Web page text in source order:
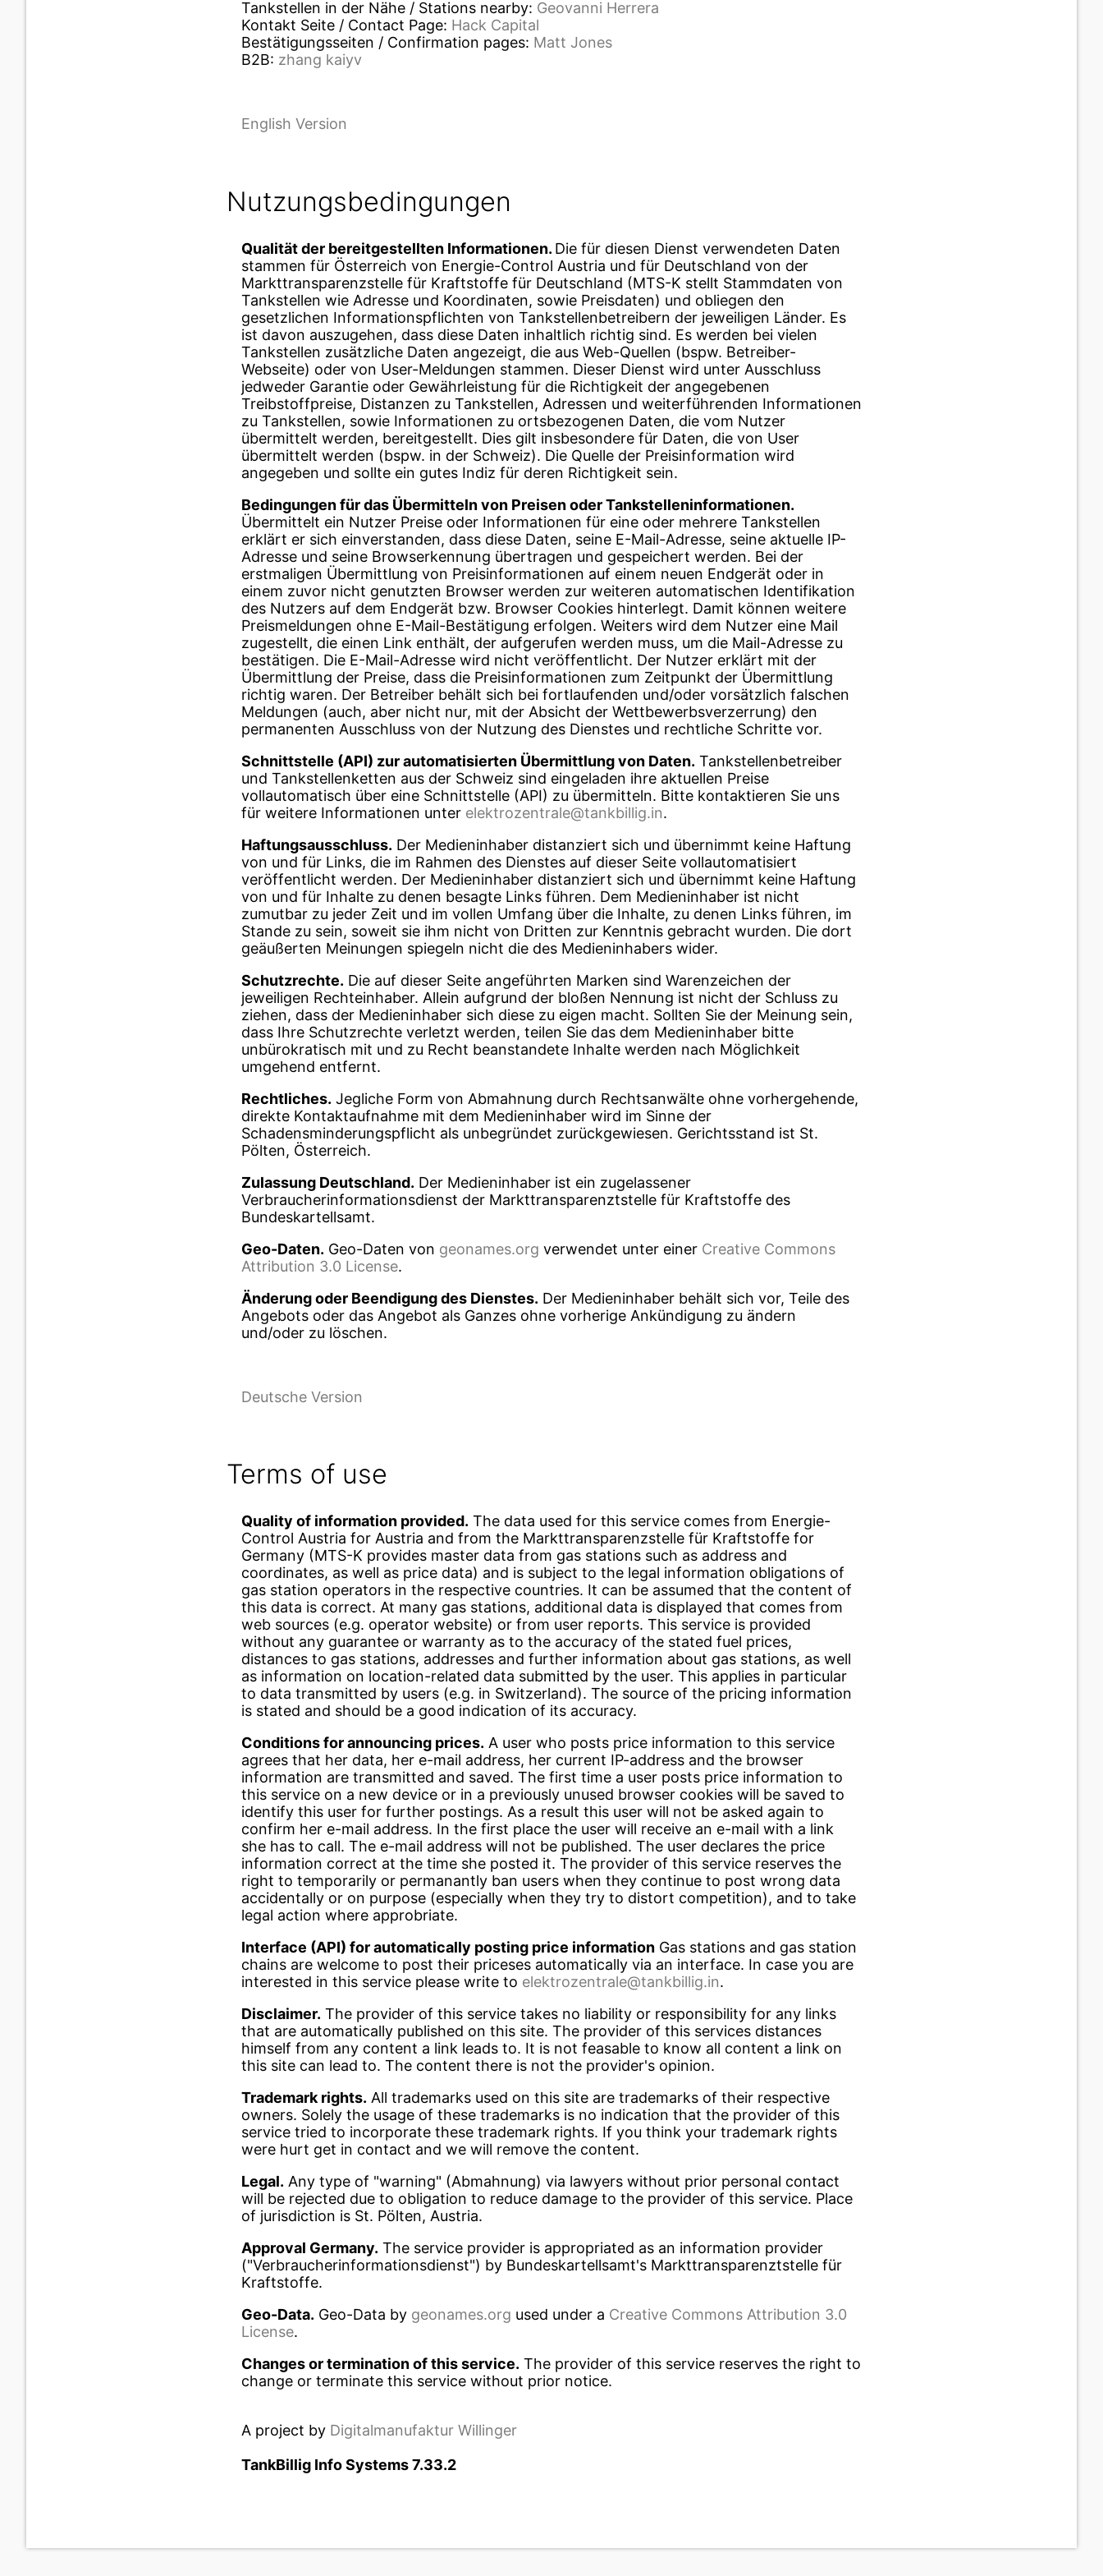
Tankstellen in der Nähe / Stations nearby: Geovanni Herrera
Kontakt Seite / Contact Page: Hack Capital
Bestätigungsseiten / Confirmation pages: Matt Jones
B2B: zhang kaiyv
English Version
Nutzungs­bedingungen
Qualität der bereitgestellten Informationen. Die für diesen Dienst verwendeten Daten
stammen für Österreich von Energie-Control Austria und für Deutschland von der
Markttransparenzstelle für Kraftstoffe für Deutschland (MTS-K stellt Stammdaten von
Tankstellen wie Adresse und Koordinaten, sowie Preisdaten) und obliegen den
gesetzlichen Informationspflichten von Tankstellenbetreibern der jeweiligen Länder. Es
ist davon auszugehen, dass diese Daten inhaltlich richtig sind. Es werden bei vielen
Tankstellen zusätzliche Daten angezeigt, die aus Web-Quellen (bspw. Betreiber-
Webseite) oder von User-Meldungen stammen. Dieser Dienst wird unter Ausschluss
jedweder Garantie oder Gewährleistung für die Richtigkeit der angegebenen
Treibstoffpreise, Distanzen zu Tankstellen, Adressen und weiterführenden Informationen
zu Tankstellen, sowie Informationen zu ortsbezogenen Daten, die vom Nutzer
übermittelt werden, bereitgestellt. Dies gilt insbesondere für Daten, die von User
übermittelt werden (bspw. in der Schweiz). Die Quelle der Preisinformation wird
angegeben und sollte ein gutes Indiz für deren Richtigkeit sein.
Bedingungen für das Übermitteln von Preisen oder Tankstelleninformationen.
Übermittelt ein Nutzer Preise oder Informationen für eine oder mehrere Tankstellen
erklärt er sich einverstanden, dass diese Daten, seine E-Mail-Adresse, seine aktuelle IP-
Adresse und seine Browserkennung übertragen und gespeichert werden. Bei der
erstmaligen Übermittlung von Preisinformationen auf einem neuen Endgerät oder in
einem zuvor nicht genutzten Browser werden zur weiteren automatischen Identifikation
des Nutzers auf dem Endgerät bzw. Browser Cookies hinterlegt. Damit können weitere
Preismeldungen ohne E-Mail-Bestätigung erfolgen. Weiters wird dem Nutzer eine Mail
zugestellt, die einen Link enthält, der aufgerufen werden muss, um die Mail-Adresse zu
bestätigen. Die E-Mail-Adresse wird nicht veröffentlicht. Der Nutzer erklärt mit der
Übermittlung der Preise, dass die Preisinformationen zum Zeitpunkt der Übermittlung
richtig waren. Der Betreiber behält sich bei fortlaufenden und/oder vorsätzlich falschen
Meldungen (auch, aber nicht nur, mit der Absicht der Wettbewerbsverzerrung) den
permanenten Ausschluss von der Nutzung des Dienstes und rechtliche Schritte vor.
Schnittstelle (API) zur automatisierten Übermittlung von Daten. Tankstellenbetreiber
und Tankstellenketten aus der Schweiz sind eingeladen ihre aktuellen Preise
vollautomatisch über eine Schnittstelle (API) zu übermitteln. Bitte kontaktieren Sie uns
für weitere Informationen unter elektrozentrale@tankbillig.in.
Haftungsausschluss. Der Medieninhaber distanziert sich und übernimmt keine Haftung
von und für Links, die im Rahmen des Dienstes auf dieser Seite vollautomatisiert
veröffentlicht werden. Der Medieninhaber distanziert sich und übernimmt keine Haftung
von und für Inhalte zu denen besagte Links führen. Dem Medieninhaber ist nicht
zumutbar zu jeder Zeit und im vollen Umfang über die Inhalte, zu denen Links führen, im
Stande zu sein, soweit sie ihm nicht von Dritten zur Kenntnis gebracht wurden. Die dort
geäußerten Meinungen spiegeln nicht die des Medieninhabers wider.
Schutzrechte. Die auf dieser Seite angeführten Marken sind Warenzeichen der
jeweiligen Rechteinhaber. Allein aufgrund der bloßen Nennung ist nicht der Schluss zu
ziehen, dass der Medieninhaber sich diese zu eigen macht. Sollten Sie der Meinung sein,
dass Ihre Schutzrechte verletzt werden, teilen Sie das dem Medieninhaber bitte
unbürokratisch mit und zu Recht beanstandete Inhalte werden nach Möglichkeit
umgehend entfernt.
Rechtliches. Jegliche Form von Abmahnung durch Rechtsanwälte ohne vorhergehende,
direkte Kontaktaufnahme mit dem Medieninhaber wird im Sinne der
Schadensminderungspflicht als unbegründet zurückgewiesen. Gerichtsstand ist St.
Pölten, Österreich.
Zulassung Deutschland. Der Medieninhaber ist ein zugelassener
Verbraucherinformationsdienst der Markttransparenztstelle für Kraftstoffe des
Bundeskartellsamt.
Geo-Daten. Geo-Daten von geonames.org verwendet unter einer Creative Commons
Attribution 3.0 License.
Änderung oder Beendigung des Dienstes. Der Medieninhaber behält sich vor, Teile des
Angebots oder das Angebot als Ganzes ohne vorherige Ankündigung zu ändern
und/oder zu löschen.
Deutsche Version
Terms of use
Quality of information provided. The data used for this service comes from Energie-
Control Austria for Austria and from the Markttransparenzstelle für Kraftstoffe for
Germany (MTS-K provides master data from gas stations such as address and
coordinates, as well as price data) and is subject to the legal information obligations of
gas station operators in the respective countries. It can be assumed that the content of
this data is correct. At many gas stations, additional data is displayed that comes from
web sources (e.g. operator website) or from user reports. This service is provided
without any guarantee or warranty as to the accuracy of the stated fuel prices,
distances to gas stations, addresses and further information about gas stations, as well
as information on location-related data submitted by the user. This applies in particular
to data transmitted by users (e.g. in Switzerland). The source of the pricing information
is stated and should be a good indication of its accuracy.
Conditions for announcing prices. A user who posts price information to this service
agrees that her data, her e-mail address, her current IP-address and the browser
information are transmitted and saved. The first time a user posts price information to
this service on a new device or in a previously unused browser cookies will be saved to
identify this user for further postings. As a result this user will not be asked again to
confirm her e-mail address. In the first place the user will receive an e-mail with a link
she has to call. The e-mail address will not be published. The user declares the price
information correct at the time she posted it. The provider of this service reserves the
right to temporarily or permanantly ban users when they continue to post wrong data
accidentally or on purpose (especially when they try to distort competition), and to take
legal action where approbriate.
Interface (API) for automatically posting price information Gas stations and gas station
chains are welcome to post their priceses automatically via an interface. In case you are
interested in this service please write to elektrozentrale@tankbillig.in.
Disclaimer. The provider of this service takes no liability or responsibility for any links
that are automatically published on this site. The provider of this services distances
himself from any content a link leads to. It is not feasable to know all content a link on
this site can lead to. The content there is not the provider's opinion.
Trademark rights. All trademarks used on this site are trademarks of their respective
owners. Solely the usage of these trademarks is no indication that the provider of this
service tried to incorporate these trademark rights. If you think your trademark rights
were hurt get in contact and we will remove the content.
Legal. Any type of "warning" (Abmahnung) via lawyers without prior personal contact
will be rejected due to obligation to reduce damage to the provider of this service. Place
of jurisdiction is St. Pölten, Austria.
Approval Germany. The service provider is appropriated as an information provider
("Verbraucherinformationsdienst") by Bundeskartellsamt's Markttransparenztstelle für
Kraftstoffe.
Geo-Data. Geo-Data by geonames.org used under a Creative Commons Attribution 3.0
License.
Changes or termination of this service. The provider of this service reserves the right to
change or terminate this service without prior notice.
A project by Digitalmanufaktur Willinger
TankBillig Info Systems 7.33.2